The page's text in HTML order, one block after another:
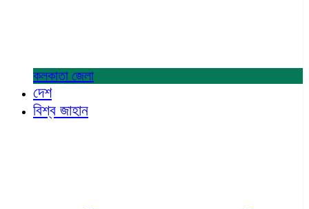
কলকাতা জেলা
দেশ
বিশ্ব জাহান